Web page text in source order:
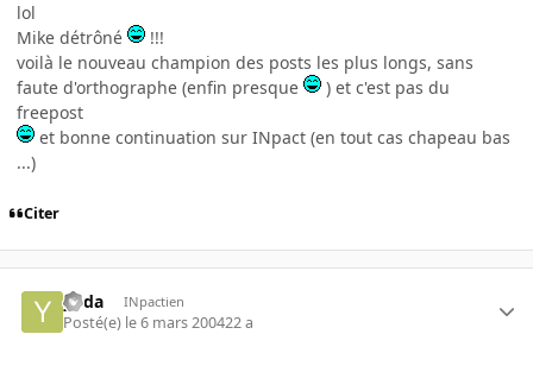
lol
Mike détrôné
!!!
voilà le nouveau champion des posts les plus longs, sans
faute d'orthographe (enfin presque
) et c'est pas du
freepost
et bonne continuation sur INpact (en tout cas chapeau bas
...)
Citer
yoda INpactien
Posté(e) le 6 mars 200422 a